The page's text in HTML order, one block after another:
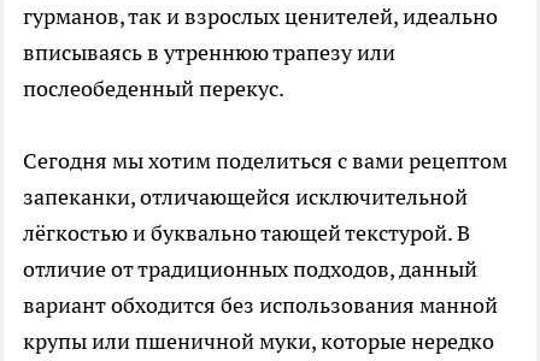
гурманов, так и взрослых ценителей, идеально
вписываясь в утреннюю трапезу или
послеобеденный перекус.
Сегодня мы хотим поделиться с вами рецептом
запеканки, отличающейся исключительной
лёгкостью и буквально тающей текстурой. В
отличие от традиционных подходов, данный
вариант обходится без использования манной
крупы или пшеничной муки, которые нередко